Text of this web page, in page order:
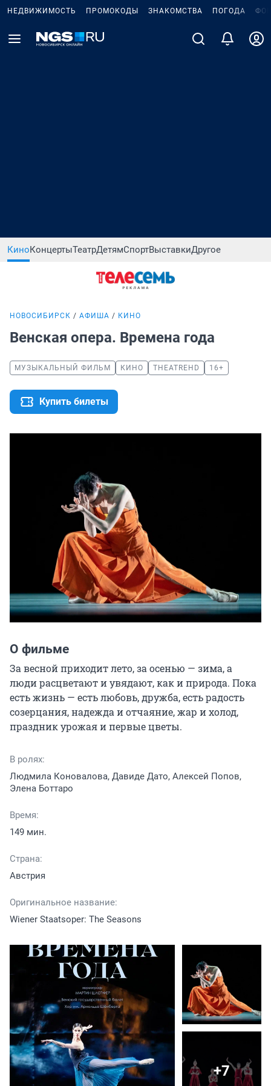
НЕДВИЖИМОСТЬ ПРОМОКОДЫ ЗНАКОМСТВА ПОГОДА
КиноКонцертыТеатрДетямСпортВыставкиДругое
НОВОСИБИРСК АФИША КИНО
Венская опера. Времена года
МУЗЫКАЛЬНЫЙ ФИЛЬМ КИНО THEATREHD 16+
Купить билеты
О фильме
За весной приходит лето, за осенью — зима, а
люди расцветают и увядают, как и природа. Пока
есть жизнь — есть любовь, дружба, есть радость
созерцания, надежда и отчаяние, жар и холод,
праздник урожая и первые цветы.
В ролях:
Людмила Коновалова, Давиде Дато, Алексей Попов,
Элена Боттаро
Время:
149 мин.
Страна:
Австрия
Оригинальное название:
Wiener Staatsoper: The Seasons
+7